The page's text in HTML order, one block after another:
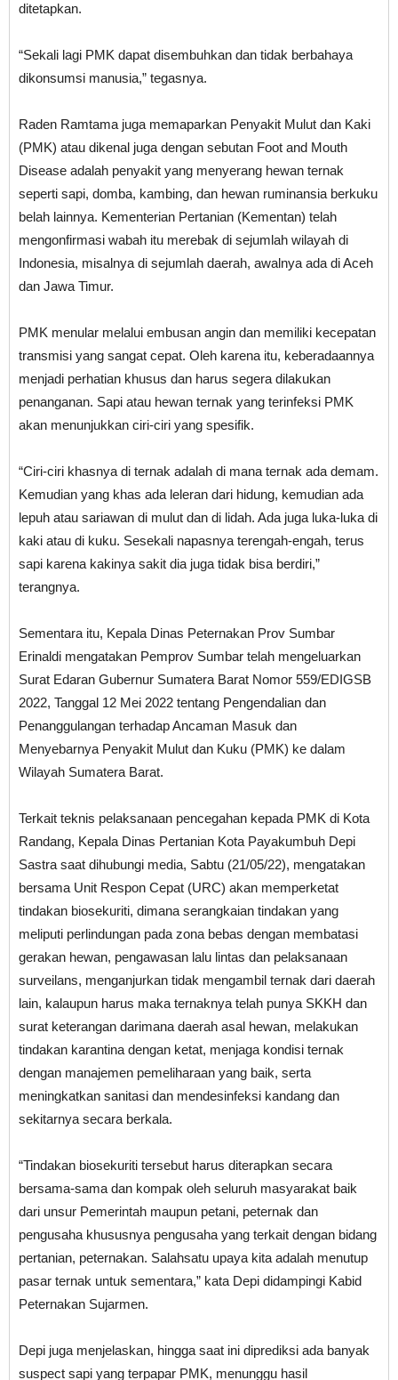
ditetapkan.
“Sekali lagi PMK dapat disembuhkan dan tidak berbahaya
dikonsumsi manusia,” tegasnya.
Raden Ramtama juga memaparkan Penyakit Mulut dan Kaki
(PMK) atau dikenal juga dengan sebutan Foot and Mouth
Disease adalah penyakit yang menyerang hewan ternak
seperti sapi, domba, kambing, dan hewan ruminansia berkuku
belah lainnya. Kementerian Pertanian (Kementan) telah
mengonfirmasi wabah itu merebak di sejumlah wilayah di
Indonesia, misalnya di sejumlah daerah, awalnya ada di Aceh
dan Jawa Timur.
PMK menular melalui embusan angin dan memiliki kecepatan
transmisi yang sangat cepat. Oleh karena itu, keberadaannya
menjadi perhatian khusus dan harus segera dilakukan
penanganan. Sapi atau hewan ternak yang terinfeksi PMK
akan menunjukkan ciri-ciri yang spesifik.
“Ciri-ciri khasnya di ternak adalah di mana ternak ada demam.
Kemudian yang khas ada leleran dari hidung, kemudian ada
lepuh atau sariawan di mulut dan di lidah. Ada juga luka-luka di
kaki atau di kuku. Sesekali napasnya terengah-engah, terus
sapi karena kakinya sakit dia juga tidak bisa berdiri,”
terangnya.
Sementara itu, Kepala Dinas Peternakan Prov Sumbar
Erinaldi mengatakan Pemprov Sumbar telah mengeluarkan
Surat Edaran Gubernur Sumatera Barat Nomor 559/EDIGSB
2022, Tanggal 12 Mei 2022 tentang Pengendalian dan
Penanggulangan terhadap Ancaman Masuk dan
Menyebarnya Penyakit Mulut dan Kuku (PMK) ke dalam
Wilayah Sumatera Barat.
Terkait teknis pelaksanaan pencegahan kepada PMK di Kota
Randang, Kepala Dinas Pertanian Kota Payakumbuh Depi
Sastra saat dihubungi media, Sabtu (21/05/22), mengatakan
bersama Unit Respon Cepat (URC) akan memperketat
tindakan biosekuriti, dimana serangkaian tindakan yang
meliputi perlindungan pada zona bebas dengan membatasi
gerakan hewan, pengawasan lalu lintas dan pelaksanaan
surveilans, menganjurkan tidak mengambil ternak dari daerah
lain, kalaupun harus maka ternaknya telah punya SKKH dan
surat keterangan darimana daerah asal hewan, melakukan
tindakan karantina dengan ketat, menjaga kondisi ternak
dengan manajemen pemeliharaan yang baik, serta
meningkatkan sanitasi dan mendesinfeksi kandang dan
sekitarnya secara berkala.
“Tindakan biosekuriti tersebut harus diterapkan secara
bersama-sama dan kompak oleh seluruh masyarakat baik
dari unsur Pemerintah maupun petani, peternak dan
pengusaha khususnya pengusaha yang terkait dengan bidang
pertanian, peternakan. Salahsatu upaya kita adalah menutup
pasar ternak untuk sementara,” kata Depi didampingi Kabid
Peternakan Sujarmen.
Depi juga menjelaskan, hingga saat ini diprediksi ada banyak
suspect sapi yang terpapar PMK, menunggu hasil